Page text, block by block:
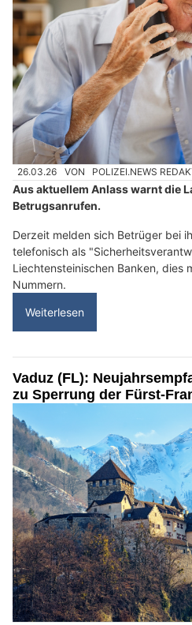
26.03.26 VON POLIZEI.NEWS
Aus aktuellem Anlass warnt die
Betrugsanrufen.
Derzeit melden sich Betrüger bei
telefonisch als
Liechtensteinischen Banken, dies
Nummern.
Weiterlesen
Vaduz (FL):
zu Sperrung der Fürst-